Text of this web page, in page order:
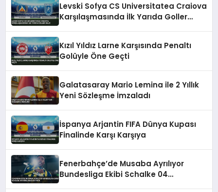
Levski Sofya CS Universitatea Craiova
Karşılaşmasında İlk Yarıda Goller
Kızıl Yıldız Larne Karşısında Penaltı
Golüyle Öne Geçti
Galatasaray Mario Lemina ile 2 Yıllık
Yeni Sözleşme İmzaladı
İspanya Arjantin FIFA Dünya Kupası
Finalinde Karşı Karşıya
Fenerbahçe’de Musaba Ayrılıyor
Bundesliga Ekibi Schalke 04